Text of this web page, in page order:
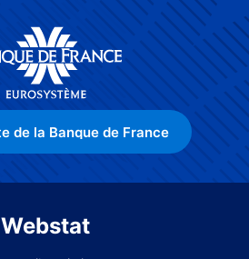
de la Banque de France
Webstat